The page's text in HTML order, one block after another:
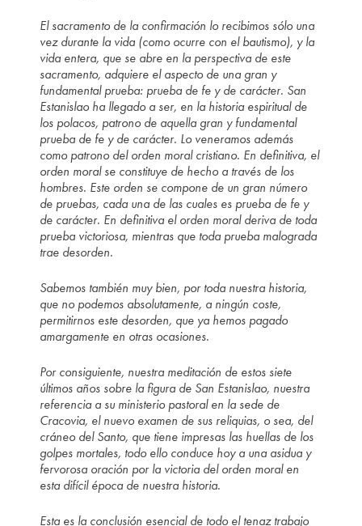
El sacramento de la confirmación lo recibimos sólo una
vez durante la vida (como ocurre con el bautismo), y la
vida entera, que se abre en la perspectiva de este
sacramento, adquiere el aspecto de una gran y
fundamental prueba: prueba de fe y de carácter. San
Estanislao ha llegado a ser, en la historia espiritual de
los polacos, patrono de aquella gran y fundamental
prueba de fe y de carácter. Lo veneramos además
como patrono del orden moral cristiano. En definitiva, el
orden moral se constituye de hecho a través de los
hombres. Este orden se compone de un gran número
de pruebas, cada una de las cuales es prueba de fe y
de carácter. En definitiva el orden moral deriva de toda
prueba victoriosa, mientras que toda prueba malograda
trae desorden.
Sabemos también muy bien, por toda nuestra historia,
que no podemos absolutamente, a ningún coste,
permitirnos este desorden, que ya hemos pagado
amargamente en otras ocasiones.
Por consiguiente, nuestra meditación de estos siete
últimos años sobre la figura de San Estanislao, nuestra
referencia a su ministerio pastoral en la sede de
Cracovia, el nuevo examen de sus reliquias, o sea, del
cráneo del Santo, que tiene impresas las huellas de los
golpes mortales, todo ello conduce hoy a una asidua y
fervorosa oración por la victoria del orden moral en
esta difícil época de nuestra historia.
Esta es la conclusión esencial de todo el tenaz trabajo